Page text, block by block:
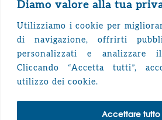
Diamo valore alla tua
Utilizziamo i cookie per
di navigazione, offrirti
personalizzati e analizzare
Cliccando “Accetta tutti”,
utilizzo dei cookie.
Accettare tutto
Privacy Policy